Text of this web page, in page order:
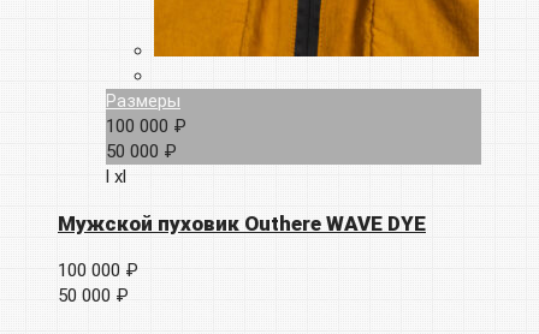
Размеры
100 000 ₽
50 000 ₽
l xl
Мужской пуховик Outhere WAVE DYE
100 000 ₽
50 000 ₽